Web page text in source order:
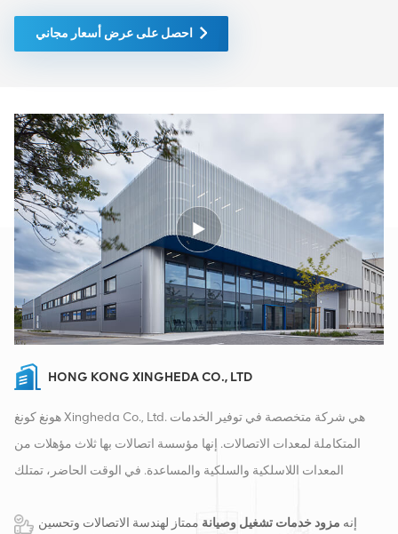
احصل على عرض أسعار مجاني
HONG KONG XINGHEDA CO., LTD
هونغ كونغ Xingheda Co., Ltd. هي شركة متخصصة في توفير الخدمات
المتكاملة لمعدات الاتصالات. إنها مؤسسة اتصالات بها ثلاث مؤهلات من
المعدات اللاسلكية والسلكية والمساعدة. في الوقت الحاضر، تمتلك
في عام 2016، قمنا بإنشاء مقر مبيعات دولي في مدينة تشانغشا، الصين.
إنه مزود خدمات تشغيل وصيانة ممتاز لهندسة الاتصالات وتحسين